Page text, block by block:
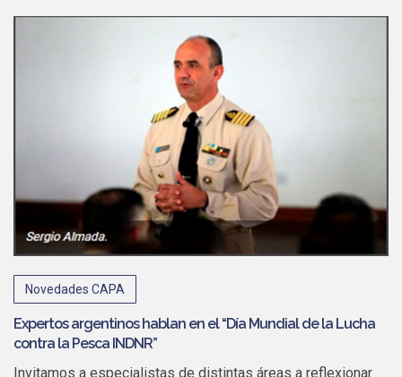
Novedades CAPA
Expertos argentinos hablan en el “Día Mundial de la Lucha
contra la Pesca INDNR”
Invitamos a especialistas de distintas áreas a reflexionar